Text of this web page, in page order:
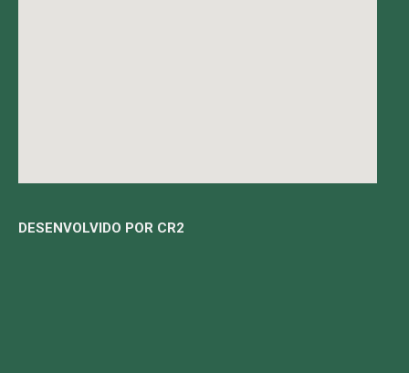
DESENVOLVIDO POR CR2